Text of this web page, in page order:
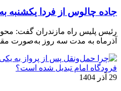
جاده چالوس از فردا یکشنبه به مدت ۳ روز
آذرماه به مدت سه روز به‌صورت
29 آذر 1404